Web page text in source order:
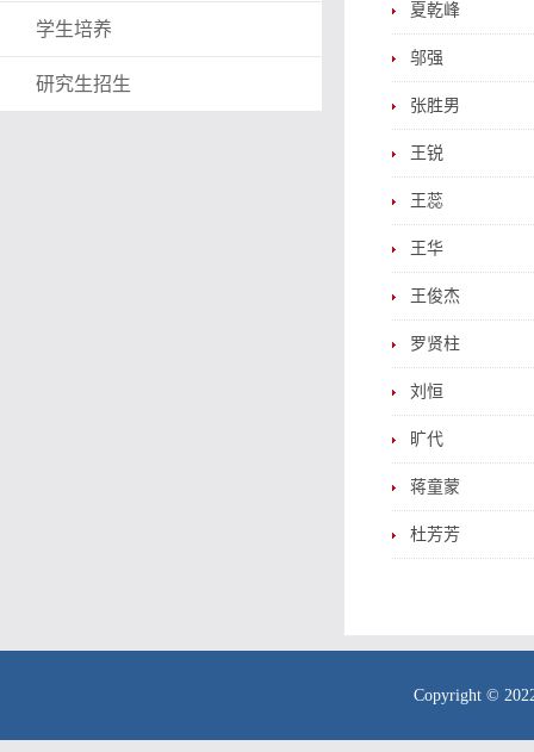
学生培养
研究生招生
夏乾峰
邬强
张胜男
王锐
王蕊
王华
王俊杰
罗贤柱
刘恒
旷代
蒋童蒙
杜芳芳
Copyright ©